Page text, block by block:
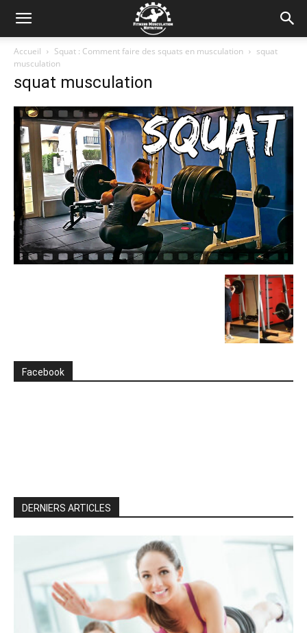
Accueil Squat : Comment faire des squats en musculation
squat
musculation
squat musculation
Facebook
DERNIERS ARTICLES